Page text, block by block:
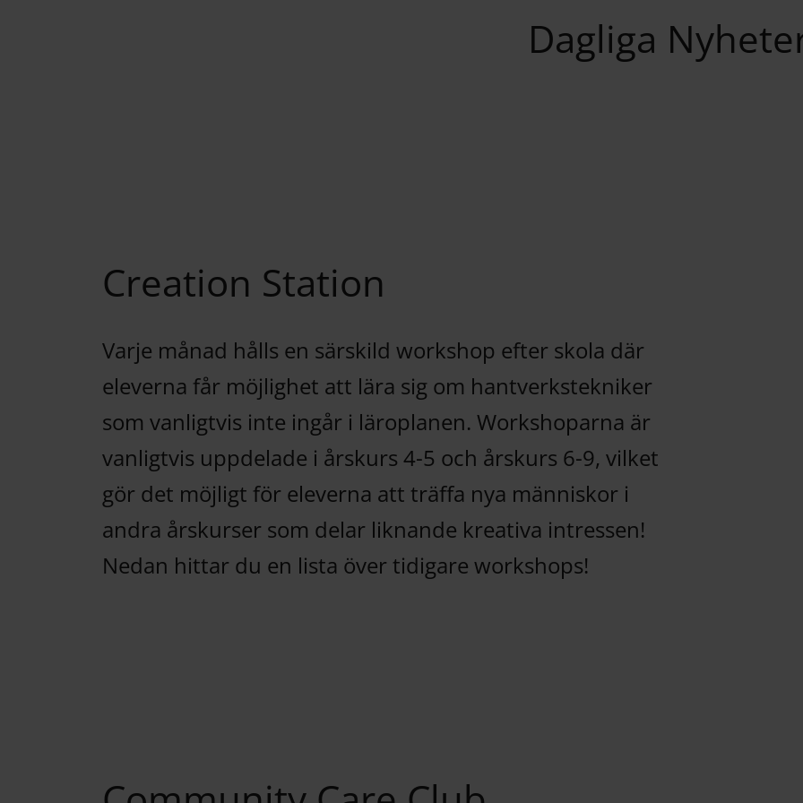
Dagliga
Creation Station
Varje månad hålls en särskild workshop efter skola där
eleverna får möjlighet att lära sig om hantverkstekniker
som vanligtvis inte ingår i läroplanen. Workshoparna är
vanligtvis uppdelade i årskurs 4-5 och årskurs 6-9, vilket
gör det möjligt för eleverna att träffa nya människor i
andra årskurser som delar liknande kreativa intressen!
Nedan hittar du en lista över tidigare workshops!